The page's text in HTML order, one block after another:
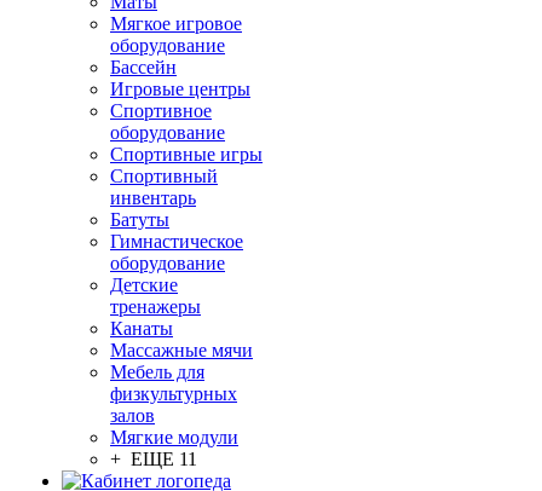
Мягкое игровое
оборудование
Бассейн
Игровые центры
Спортивное
оборудование
Спортивные игры
Спортивный
инвентарь
Батуты
Гимнастическое
оборудование
Детские
тренажеры
Канаты
Массажные мячи
Мебель для
физкультурных
залов
Мягкие модули
+ ЕЩЕ 11